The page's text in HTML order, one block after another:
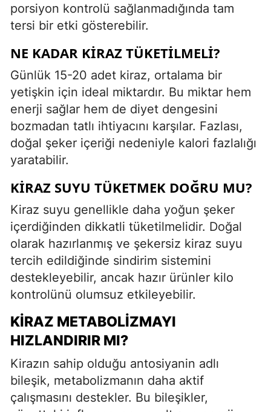
porsiyon kontrolü sağlanmadığında tam
tersi bir etki gösterebilir.
NE KADAR KIRAZ TÜKETILMELI?
Günlük 15-20 adet kiraz, ortalama bir
yetişkin için ideal miktardır. Bu miktar hem
enerji sağlar hem de diyet dengesini
bozmadan tatlı ihtiyacını karşılar. Fazlası,
doğal şeker içeriği nedeniyle kalori fazlalığı
yaratabilir.
KIRAZ SUYU TÜKETMEK DOĞRU MU?
Kiraz suyu genellikle daha yoğun şeker
içerdiğinden dikkatli tüketilmelidir. Doğal
olarak hazırlanmış ve şekersiz kiraz suyu
tercih edildiğinde sindirim sistemini
destekleyebilir, ancak hazır ürünler kilo
kontrolünü olumsuz etkileyebilir.
KIRAZ METABOLIZMAYI
HIZLANDIRIR MI?
Kirazın sahip olduğu antosiyanin adlı
bileşik, metabolizmanın daha aktif
çalışmasını destekler. Bu bileşikler,